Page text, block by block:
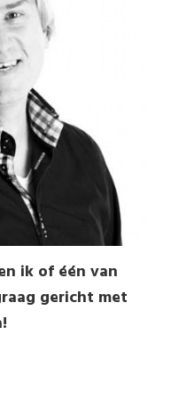
ik of één van
gericht met